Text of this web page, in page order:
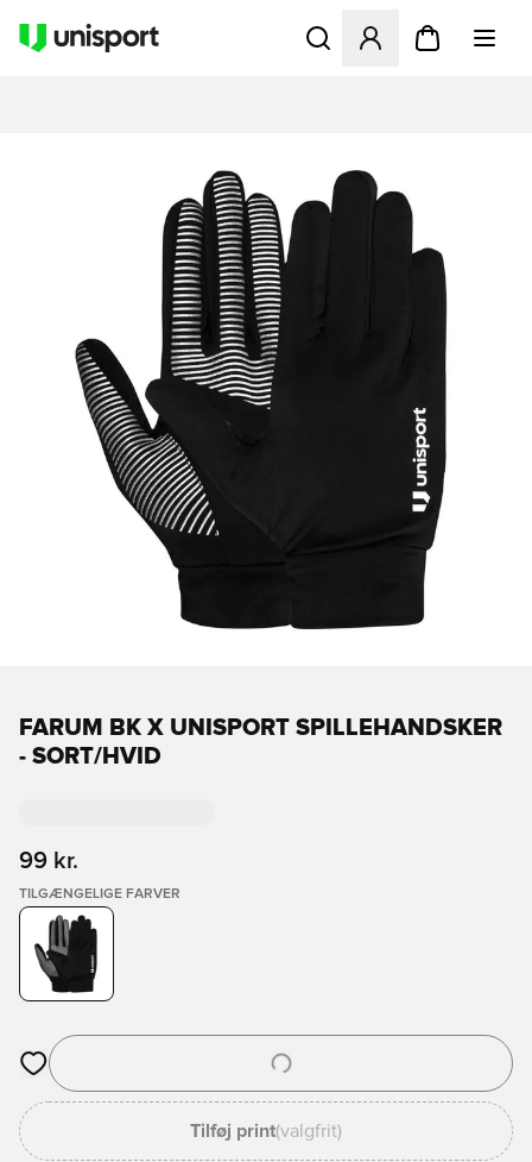
Åbner en Modal til at
FARUM BK X UNISPORT SPILLEHANDSKER
- SORT/HVID
99 kr.
TILGÆNGELIGE FARVER
Åbner en Modal til at logge ind eller tilmelde dig som medlem
Tilføj print(valgfrit)